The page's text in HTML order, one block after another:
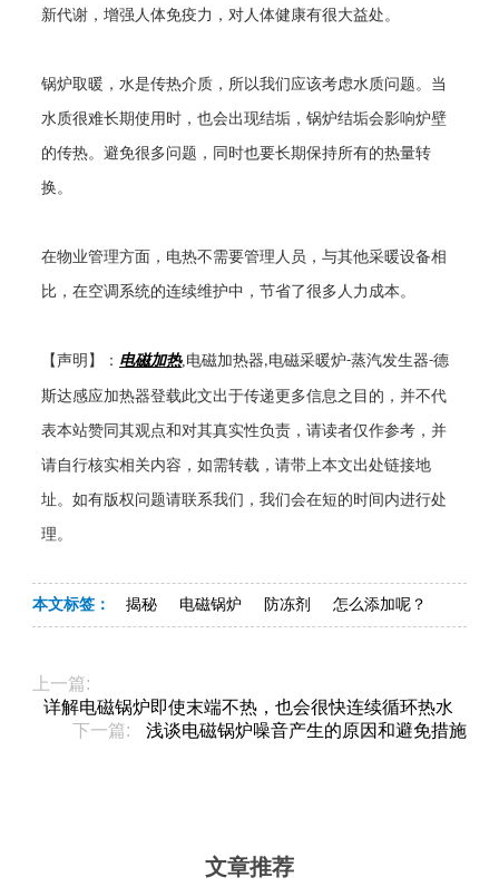
新代谢，增强人体免疫力，对人体健康有很大益处。
锅炉取暖，水是传热介质，所以我们应该考虑水质问题。当
水质很难长期使用时，也会出现结垢，锅炉结垢会影响炉壁
的传热。避免很多问题，同时也要长期保持所有的热量转
换。
在物业管理方面，电热不需要管理人员，与其他采暖设备相
比，在空调系统的连续维护中，节省了很多人力成本。
【声明】： 电磁加热,电磁加热器,电磁采暖炉-蒸汽发生器-德
斯达感应加热器登载此文出于传递更多信息之目的，并不代
表本站赞同其观点和对其真实性负责，请读者仅作参考，并
请自行核实相关内容，如需转载，请带上本文出处链接地
址。如有版权问题请联系我们，我们会在短的时间内进行处
理。
本文标签： 揭秘 电磁锅炉 防冻剂 怎么添加呢？
上一篇:
详解电磁锅炉即使末端不热，也会很快连续循环热水
下一篇:
浅谈电磁锅炉噪音产生的原因和避免措施
文章推荐